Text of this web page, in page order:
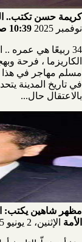
كريمة حسن تكتب..
نوفمبر 2025
10:39 صـ
34 ربيعًا هي
الكاريزما ، فرحة
مسلم مهاجر في هذا
في تاريخ المدينة
بالاعتقال حال...
مظهر شاهين يكتب:
الأمة الإثنين، 2 يونيو 2025